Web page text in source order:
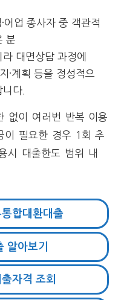
어업 종사자 중 객관적
분
대면상담 과정에
·계획 등을 정성적으
다.
없이 여러번 반복 이용
이 필요한 경우 1회 추
시 대출한도 범위 내
합대환대출
알아보기
자격 조회